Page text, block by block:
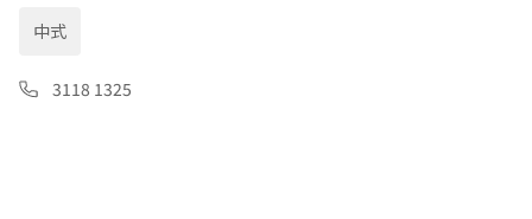
中式
3118 1325